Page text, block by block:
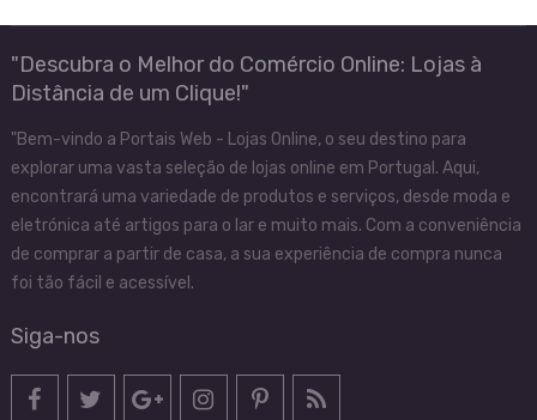
"Descubra o Melhor do Comércio Online: Lojas à
Distância de um Clique!"
"Bem-vindo a Portais Web - Lojas Online, o seu destino para
explorar uma vasta seleção de lojas online em Portugal. Aqui,
encontrará uma variedade de produtos e serviços, desde moda e
eletrónica até artigos para o lar e muito mais. Com a conveniência
de comprar a partir de casa, a sua experiência de compra nunca
foi tão fácil e acessível.
Siga-nos